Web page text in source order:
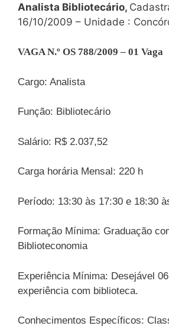
Analista Bibliotecário,
16/10/2009 – Unidade :
VAGA N.º OS 788/2009 – 01 Vaga
Cargo: Analista
Função: Bibliotecário
Salário: R$ 2.037,52
Carga horária Mensal: 220 h
Período: 13:30 às 17:30 e 18:30
Formação Mínima: Graduação
Biblioteconomia
Experiência Mínima: Desejável
experiência com biblioteca.
Conhecimentos Específicos: